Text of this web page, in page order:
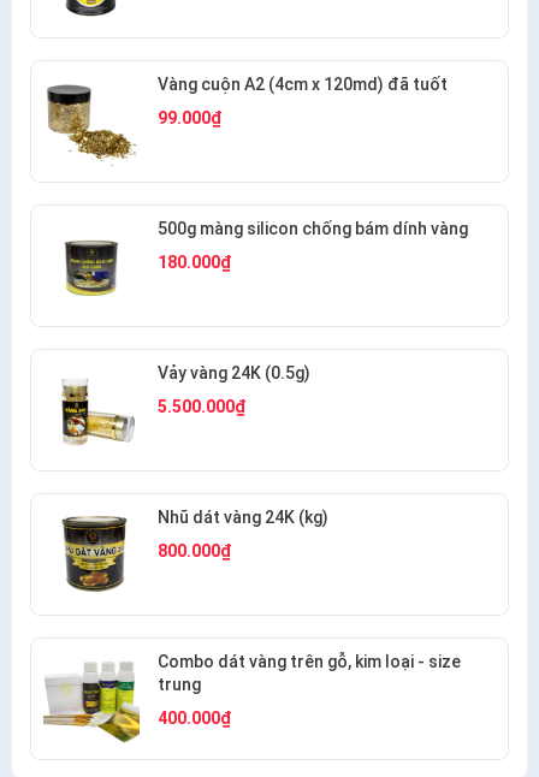
Vàng cuộn A2 (4cm x 120md) đã tuốt
99.000₫
500g màng silicon chống bám dính vàng
180.000₫
Vảy vàng 24K (0.5g)
5.500.000₫
Nhũ dát vàng 24K (kg)
800.000₫
Combo dát vàng trên gỗ, kim loại - size
trung
400.000₫